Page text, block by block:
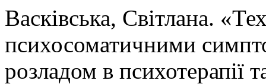
Васківська, Світлана.
психосоматичними
розладом в психотерапії